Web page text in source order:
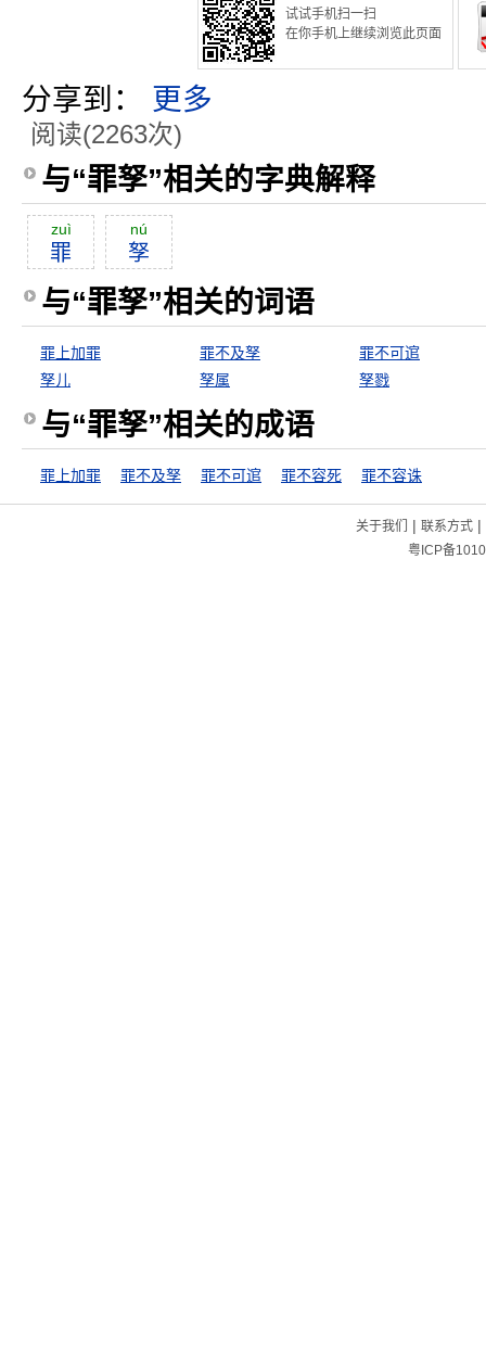
试试手机扫一扫
在你手机上继续浏览此页面
分享到： 更多
阅读(2263次)
与“罪孥”相关的字典解释
zuì
罪
nú
孥
与“罪孥”相关的词语
罪上加罪 罪不及孥
罪不可逭
孥儿
孥属 孥戮
与“罪孥”相关的成语
罪上加罪 罪不及孥 罪不可逭 罪不容死 罪不容诛
关于我们 | 联系方式|
粤ICP备